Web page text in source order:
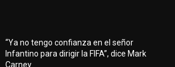
“Ya no tengo confianza en el señor
Infantino para dirigir la FIFA”, dice Mark
Carney